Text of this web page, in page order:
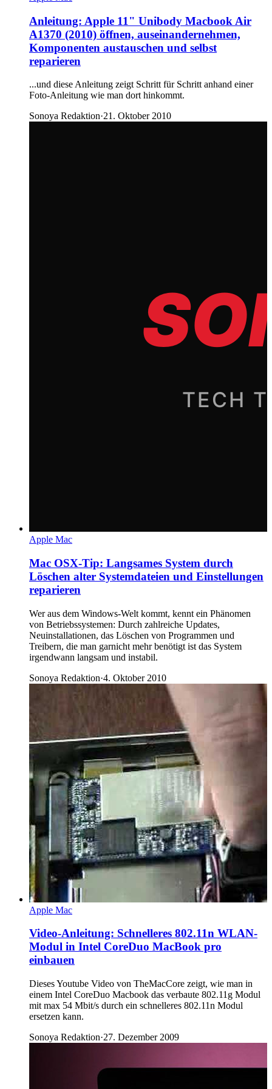
Anleitung: Apple 11" Unibody Macbook Air
A1370 (2010) öffnen, auseinandernehmen,
Komponenten austauschen und selbst
reparieren
...und diese Anleitung zeigt Schritt für Schritt anhand einer
Foto-Anleitung wie man dort hinkommt.
Sonoya Redaktion·21. Oktober 2010
Apple Mac
Mac OSX-Tip: Langsames System durch
Löschen alter Systemdateien und Einstellungen
reparieren
Wer aus dem Windows-Welt kommt, kennt ein Phänomen
von Betriebssystemen: Durch zahlreiche Updates,
Neuinstallationen, das Löschen von Programmen und
Treibern, die man garnicht mehr benötigt ist das System
irgendwann langsam und instabil.
Sonoya Redaktion·4. Oktober 2010
Apple Mac
Video-Anleitung: Schnelleres 802.11n WLAN-
Modul in Intel CoreDuo MacBook pro
einbauen
Dieses Youtube Video von TheMacCore zeigt, wie man in
einem Intel CoreDuo Macbook das verbaute 802.11g Modul
mit max 54 Mbit/s durch ein schnelleres 802.11n Modul
ersetzen kann.
Sonoya Redaktion·27. Dezember 2009